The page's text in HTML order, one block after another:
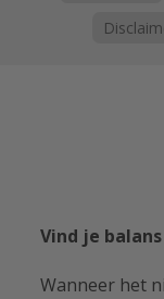
Vind je
Wanneer het